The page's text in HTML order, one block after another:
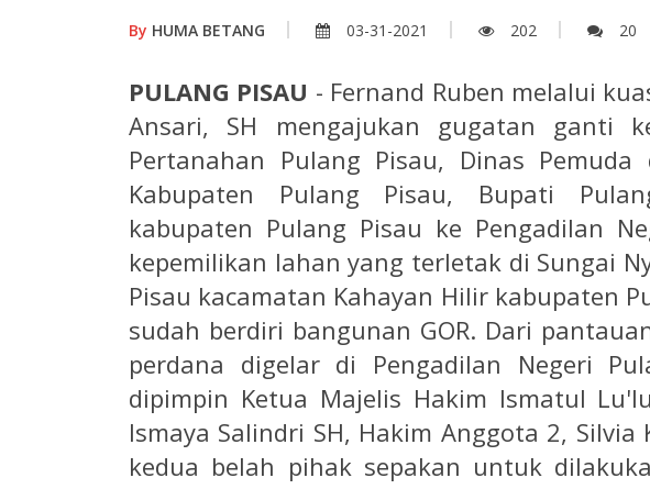
By HUMA BETANG 03-31-2021 202 20
PULANG PISAU - Fernand Ruben melalui
Ansari, SH mengajukan gugatan ganti
Pertanahan Pulang Pisau, Dinas Pemuda
Kabupaten Pulang Pisau, Bupati
kabupaten Pulang Pisau ke Pengadilan
kepemilikan lahan yang terletak di Sungai
Pisau kacamatan Kahayan Hilir kabupaten
sudah berdiri bangunan GOR. Dari
perdana digelar di Pengadilan Negeri
dipimpin Ketua Majelis Hakim Ismatul
Ismaya Salindri SH, Hakim Anggota 2, Silvia
kedua belah pihak sepakan untuk